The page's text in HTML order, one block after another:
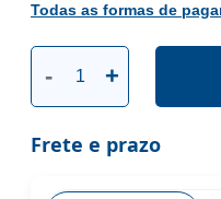
Todas as formas de
- +
Frete e prazo